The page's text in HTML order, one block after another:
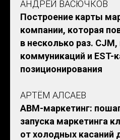
АНДРЕЙ ВАСЮЧКОВ
Построение карты
компании, которая
в несколько раз. CJM,
коммуникаций и EST-
позиционирования
АРТЁМ АЛСАЕВ
АВM-маркетинг:
запуска маркетинга
от холодных касаний